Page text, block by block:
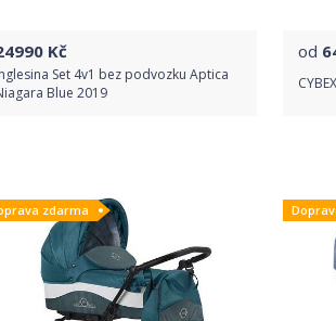
Kč
Set 4v1 bez podvozku Aptica
Blue 2019
Detail produktu
od
zdarma